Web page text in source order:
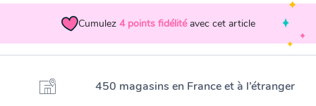
Cumulez 4 points fidélité avec cet article
450 magasins en France et à l’étranger